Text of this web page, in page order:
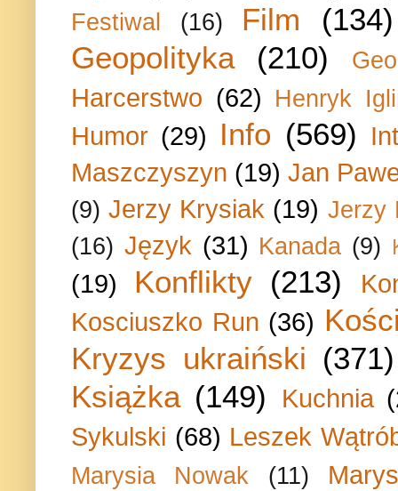
Festiwal (16) Film
(134)
Geopolityka
(210)
Harcerstwo (62) Henryk
Humor (29) Info (569)
Maszczyszyn (19) Jan
(9) Jerzy Krysiak (19) Jerzy
(16) Język (31) Kanada (9)
(19) Konflikty (213)
Kosciuszko Run (36)
Kryzys ukraiński (371)
Książka (149) Kuchnia
Sykulski (68) Leszek
Marysia Nowak (11)